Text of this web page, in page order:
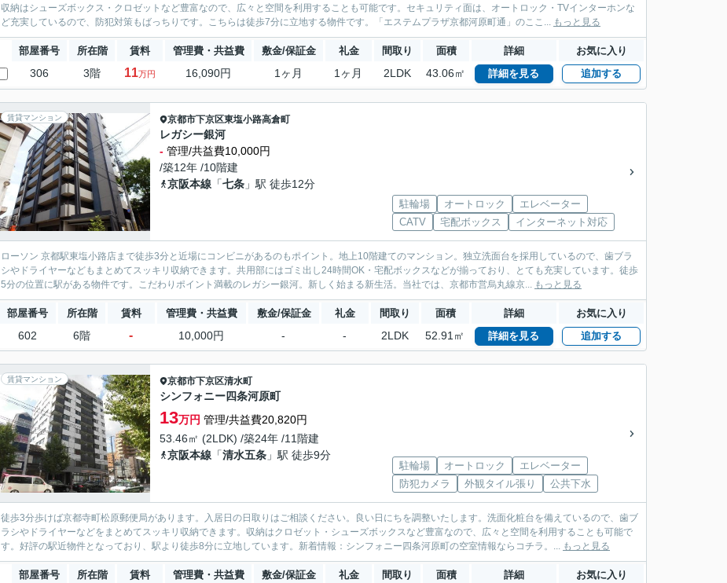
収納はシューズボックス・クロゼットなど豊富なので、広々と空間を利用することも可能です。セキュリティ面は、オートロック・TVインターホンな
ど充実しているので、防犯対策もばっちりです。こちらは徒歩7分に立地する物件です。「エステムプラザ京都河原町通」のここ... もっと見る
部屋番号 所在階 賃料 管理費・共益費 敷金/保証金 礼金 間取り 面積 詳細 お気に入り
306 3階 11万円 16,090円 1ヶ月 1ヶ月 2LDK 43.06㎡ 詳細を見る 追加する
賃貸マンション 京都市下京区東塩小路高倉町
レガシー銀河
- 管理/共益費10,000円
/築12年 /10階建
京阪本線 「七条 」駅 徒歩12分
駐輪場 オートロック
エレベーター
CATV
宅配ボックス インターネット対応
ローソン 京都駅東塩小路店まで徒歩3分と近場にコンビニがあるのもポイント。地上10階建てのマンション。独立洗面台を採用しているので、歯ブラ
シやドライヤーなどもまとめてスッキリ収納できます。共用部にはゴミ出し24時間OK・宅配ボックスなどが揃っており、とても充実しています。徒歩
5分の位置に駅がある物件です。こだわりポイント満載のレガシー銀河。新しく始まる新生活。当社では、京都市営烏丸線京... もっと見る
部屋番号 所在階 賃料 管理費・共益費 敷金/保証金 礼金 間取り 面積 詳細 お気に入り
602 6階 - 10,000円 - - 2LDK 52.91㎡ 詳細を見る 追加する
賃貸マンション 京都市下京区清水町
シンフォニー四条河原町
13万円 管理/共益費20,820円
53.46㎡ (2LDK) /築24年 /11階建
京阪本線 「清水五条 」駅 徒歩9分
駐輪場 オートロック
エレベーター
防犯カメラ
外観タイル張り 公共下水
徒歩3分歩けば京都寺町松原郵便局があります。入居日の日取りはご相談ください。良い日にちを調整いたします。洗面化粧台を備えているので、歯ブ
ラシやドライヤーなどをまとめてスッキリ収納できます。収納はクロゼット・シューズボックスなど豊富なので、広々と空間を利用することも可能で
す。好評の駅近物件となっており、駅より徒歩8分に立地しています。新着情報：シンフォニー四条河原町の空室情報ならコチラ。... もっと見る
部屋番号 所在階 賃料 管理費・共益費 敷金/保証金 礼金 間取り 面積 詳細 お気に入り